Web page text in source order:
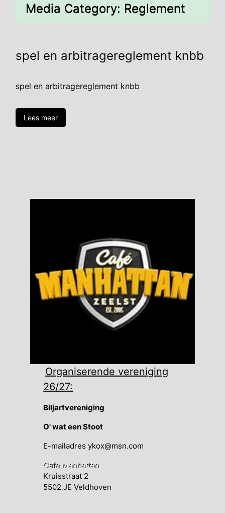
Media Category: Reglement
spel en arbitragereglement knbb
spel en arbitragereglement knbb
Lees meer
Organiserende vereniging
26/27:
Biljartvereniging
O' wat een Stoot
E-mailadres ykox@msn.com
Cafe Manhattan
Kruisstraat 2
5502 JE Veldhoven